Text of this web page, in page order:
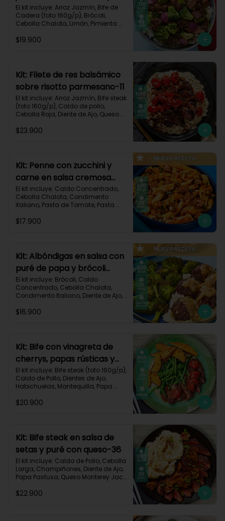
cebolla-114
El kit incluye: Arroz Jazmín, Bife de
Cadera (foto 160g/p), Brócoli,
Cebolla Chalota, Limón, Pimienta
Impresa.
$19.900
Kit: Filete de res balsámico
sobre risotto parmesano-11
El kit incluye: Arroz Jazmín, Bife steak
(foto 160g/p), Caldo de pollo,
Cebolla Roja, Diente de Ajo, Queso
Tipo Cherry, Vinagre Balsámico y
$23.900
Kit: Penne con zucchini y
carne en salsa cremosa
italiana-146
El kit incluye: Caldo Concentrado,
Cebolla Chalota, Condimento
italiano, Pasta de Tomate, Pasta
Zucchini Verde, Receta Impresa.
$17.900
Kit: Albóndigas en salsa con
puré de papa y brócoli
asado-137
El kit incluye: Brócoli, Caldo
Concentrado, Cebolla Chalota,
Condimento Italiano, Diente de Ajo,
Molida (150g/p), Salsa de Soya,
$16.900
Kit: Bife con vinagreta de
cherrys, papas rústicas y
habichuelas-61
El kit incluye: Bife steak (foto 160g/p),
Caldo de Pollo, Dientes de Ajo,
Habichuelas, Mantequilla, Papa
Cherry, Vinagre Balsámico, Receta
Grasas 40g
$20.900
Kit: Bife steak en salsa de
setas y puré con queso-36
El kit incluye: Caldo de Pollo, Cebolla
Larga, Champiñones, Diente de Ajo,
Papa Pastusa, Queso Monterey Jack,
Cream y Receta impresa.
$22.900